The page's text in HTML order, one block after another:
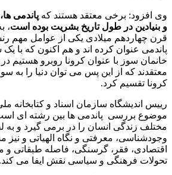
وی افزود: برخی معتقد هستند که پاندمی
و بنیادین در طول تاریخ بشریت بوده است،
قرن چهاردهم میلادی یکی از عوامل مهم
پاندمی عنوان کرده اند و هم اکنون که با
خانمان سوز با عنوان کرونا روبرو هستیم
معتقدند که از این پس می توان دنیا را به
کرونا تقسیم کرد.
رییس اندیشگاه سازمان اسناد و کتابخانه ملی
موضوع بررسی پاندمی ها بین رشته ای
مختلف زندگی انسان را در برمی گیرد و به
وجودشناسی، معرفتی و نگاه الهیاتی و نیز
اقتصادی، فقر، گرسنگی، فاصله طبقاتی
تحولات فرهنگی و سیاسی نقش ایفا می کند.